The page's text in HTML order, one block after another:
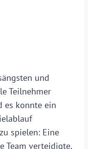
und
Teilnehmer
es konnte ein
spielen: Eine
Team verteidigte,